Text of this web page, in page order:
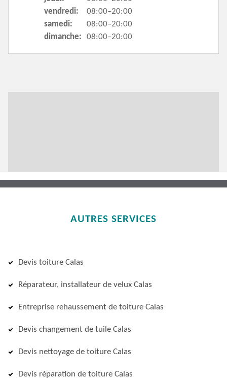
vendredi:
08:00–20:00
samedi:
08:00–20:00
dimanche:
08:00–20:00
AUTRES SERVICES
Devis toiture Calas
Réparateur, installateur de velux Calas
Entreprise rehaussement de toiture Calas
Devis changement de tuile Calas
Devis nettoyage de toiture Calas
Devis réparation de toiture Calas